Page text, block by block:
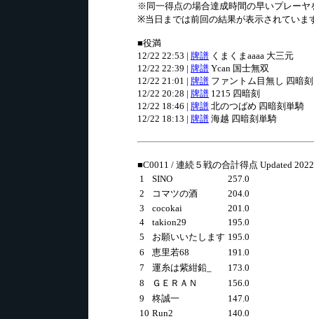
※同一得点の場合達成時間の早いプレーヤ
※当日までは前回の結果が表示されていま
■役満
12/22 22:53 | 牌譜 くまくまaaaa 大三元
12/22 22:39 | 牌譜 Ycan 国士無双
12/22 21:01 | 牌譜 ファントム目無し 四暗刻
12/22 20:28 | 牌譜 1215 四暗刻
12/22 18:46 | 牌譜 北のつばめ 四暗刻単騎
12/22 18:13 | 牌譜 海越 四暗刻単騎
■C0011 / 連続５戦の合計得点 Updated
1
SINO
257.0
2
コマツの酒
204.0
3
cocokai
201.0
4
takion29
195.0
5
お願いいたします 195.0
6
恵里若68
191.0
7
運糸は紫紺鉛_
173.0
8
ＧＥＲＡＮ
156.0
9
柊誠一
147.0
10 Run2
140.0